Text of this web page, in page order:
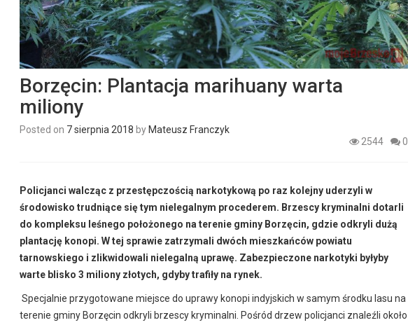
Borzęcin: Plantacja marihuany warta
miliony
Posted on 7 sierpnia 2018 by Mateusz Franczyk
2544
0
Policjanci walcząc z przestępczością narkotykową po raz kolejny uderzyli w
środowisko trudniące się tym nielegalnym procederem. Brzescy kryminalni dotarli
do kompleksu leśnego położonego na terenie gminy Borzęcin, gdzie odkryli dużą
plantację konopi. W tej sprawie zatrzymali dwóch mieszkańców powiatu
tarnowskiego i zlikwidowali nielegalną uprawę. Zabezpieczone narkotyki byłyby
warte blisko 3 miliony złotych, gdyby trafiły na rynek.
Specjalnie przygotowane miejsce do uprawy konopi indyjskich w samym środku lasu na
terenie gminy Borzęcin odkryli brzescy kryminalni. Pośród drzew policjanci znaleźli około